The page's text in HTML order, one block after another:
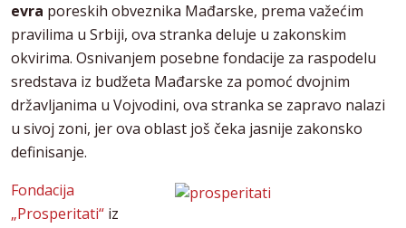
evra poreskih obveznika Mađarske, prema važećim
pravilima u Srbiji, ova stranka deluje u zakonskim
okvirima. Osnivanjem posebne fondacije za raspodelu
sredstava iz budžeta Mađarske za pomoć dvojnim
državljanima u Vojvodini, ova stranka se zapravo nalazi
u sivoj zoni, jer ova oblast još čeka jasnije zakonsko
definisanje.
Fondacija
„Prosperitati“ iz